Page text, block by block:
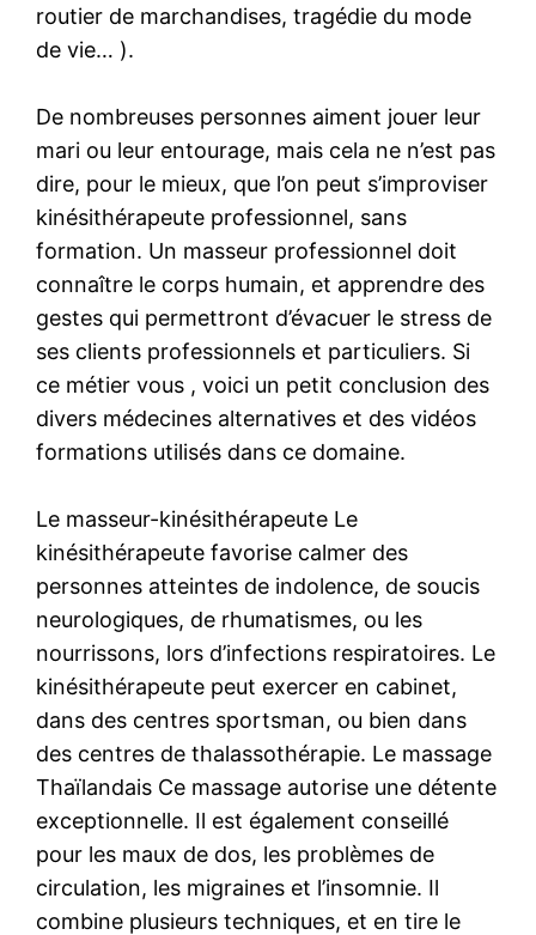
routier de marchandises, tragédie du mode
de vie… ).
De nombreuses personnes aiment jouer leur
mari ou leur entourage, mais cela ne n’est pas
dire, pour le mieux, que l’on peut s’improviser
kinésithérapeute professionnel, sans
formation. Un masseur professionnel doit
connaître le corps humain, et apprendre des
gestes qui permettront d’évacuer le stress de
ses clients professionnels et particuliers. Si
ce métier vous , voici un petit conclusion des
divers médecines alternatives et des vidéos
formations utilisés dans ce domaine.
Le masseur-kinésithérapeute Le
kinésithérapeute favorise calmer des
personnes atteintes de indolence, de soucis
neurologiques, de rhumatismes, ou les
nourrissons, lors d’infections respiratoires. Le
kinésithérapeute peut exercer en cabinet,
dans des centres sportsman, ou bien dans
des centres de thalassothérapie. Le massage
Thaïlandais Ce massage autorise une détente
exceptionnelle. Il est également conseillé
pour les maux de dos, les problèmes de
circulation, les migraines et l’insomnie. Il
combine plusieurs techniques, et en tire le